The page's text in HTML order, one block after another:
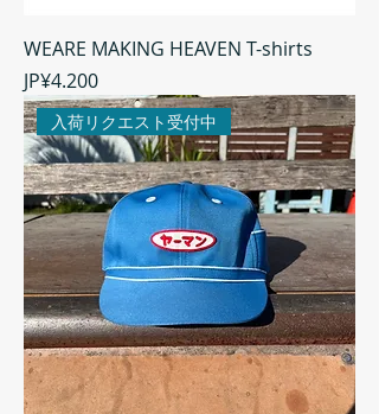
WEARE MAKING HEAVEN T-shirts
Harga
JP¥4.200
入荷リクエスト受付中